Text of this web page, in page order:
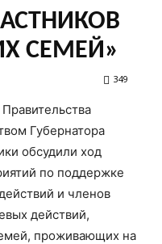
СЕМЕЙ»
349
Губернатора
обсудили ход
по поддержке
и членов
действий,
проживающих на